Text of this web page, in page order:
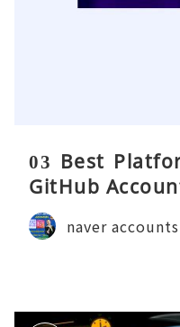
03 Best
GitHub
naver accounts